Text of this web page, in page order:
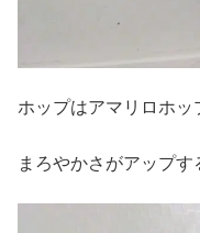
ホップはアマリロホッ
まろやかさがアップす